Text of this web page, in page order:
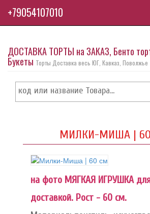
ДОСТАВКА ТОРТЫ на ЗАКАЗ, Бенто
Букеты Торты Доставка весь ЮГ, Кавказ, Поволжье
МИЛКИ-МИША |
на фото МЯГКАЯ ИГРУШКА
доставкой. Рост - 60 см.
+79054107010